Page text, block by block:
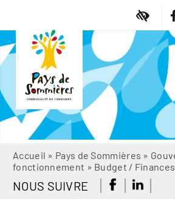
contenu
Accueil » Pays de Sommières »
fonctionnement » Budget / Finances
NOUS SUIVRE